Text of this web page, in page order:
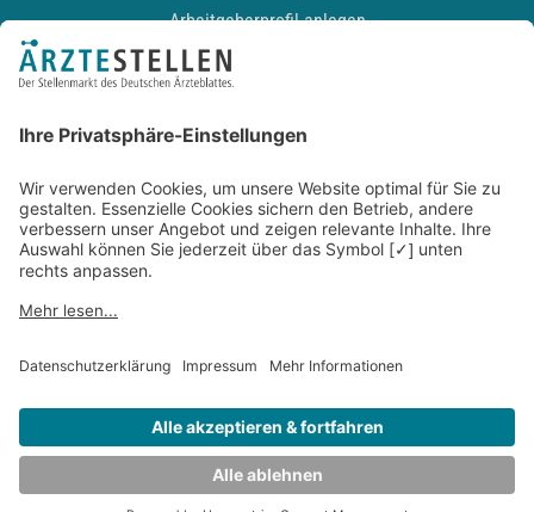
Arbeitgeberprofil anlegen
Recruiting-Podcast
Kontakt
Datenschutz
Newsletter